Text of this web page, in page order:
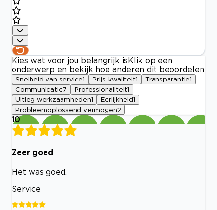
Kies wat voor jou belangrijk is Klik op een
onderwerp en bekijk hoe anderen dit beoordelen
Snelheid van service1 Prijs-kwaliteit1 Transparantie1
Communicatie7 Professionaliteit1
Uitleg werkzaamheden1 Eerlijkheid1
Probleemoplossend vermogen2
10
Zeer goed
Het was goed.
Service